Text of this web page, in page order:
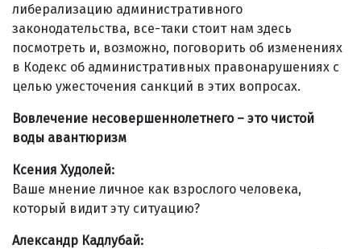
либерализацию административного
законодательства, все-таки стоит нам здесь
посмотреть и, возможно, поговорить об изменениях
в Кодекс об административных правонарушениях с
целью ужесточения санкций в этих вопросах.
Вовлечение несовершеннолетнего – это чистой
воды авантюризм
Ксения Худолей:
Ваше мнение личное как взрослого человека,
который видит эту ситуацию?
Александр Кадлубай: